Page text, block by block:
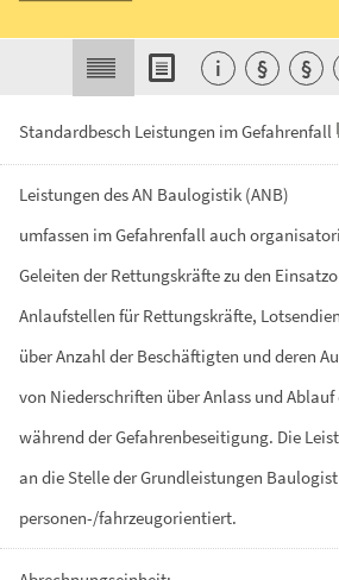
Standardbesch Leistungen im Gefahrenfall
Leistungen desAN Baulogistik (ANB)
umfassen imGefahrenfallauch
Geleiten derRettungskräftezu den
Anlaufstellen fürRettungskräfte,
überAnzahlderBeschäftigten und deren
von Niederschriften überAnlass und Ablauf
während derGefahrenbeseitigung. Die
an dieStellederGrundleistungen
personen-/fahrzeugorientiert.
i § §